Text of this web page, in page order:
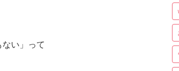
い」って